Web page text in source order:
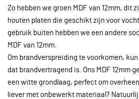
Zo hebben we groen MDF van 12mm, dit
houten platen die geschikt zijn voor
gebruik buiten hebben we een andere
MDF van 12mm.
Om brandverspreiding te voorkomen,
dat brandvertragend is. Ons MDF 12mm
een witte grondlaag, perfect om
liever met onbewerkt materiaal?